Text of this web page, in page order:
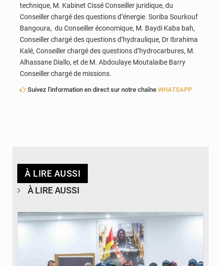
technique, M. Kabinet Cissé Conseiller juridique, du
Conseiller chargé des questions d’énergie. Soriba Sourkouf
Bangoura, du Conseiller économique, M. Baydi Kaba bah,
Conseiller chargé des questions d’hydraulique, Dr Ibrahima
Kalé, Conseiller chargé des questions d’hydrocarbures, M.
Alhassane Diallo, et de M. Abdoulaye Moutalaibe Barry
Conseiller chargé de missions.
Suivez l'information en direct sur notre chaîne WHATSAPP
À LIRE AUSSI
À LIRE AUSSI